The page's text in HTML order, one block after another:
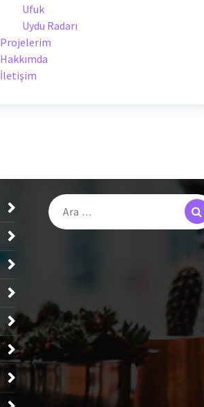
Ufuk
Uydu Radarı
Projelerim
Hakkımda
İletişim
Arama: